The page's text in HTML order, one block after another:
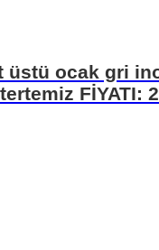
üstü ocak gri
FİYATI: